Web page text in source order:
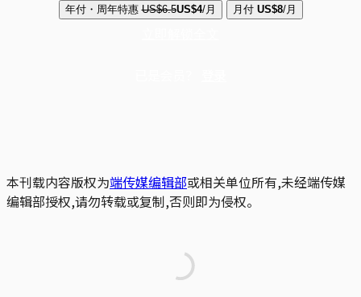
年付・周年特惠 US$6.5US$4/月 月付 US$8/月
本刊载内容版权为端传媒编辑部或相关单位所有,未经端传媒
编辑部授权,请勿转载或复制,否则即为侵权。